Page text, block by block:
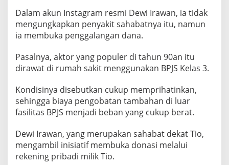
n
B
P
J
S
e
l
a
3
,
D
Dalam akun Instagram resmi Dewi Irawan, ia tidak
mengungkapkan penyakit sahabatnya itu, namun
ia membuka penggalangan dana.
Pasalnya, aktor yang populer di tahun 90an itu
dirawat di rumah sakit menggunakan BPJS Kelas 3.
Kondisinya disebutkan cukup memprihatinkan,
sehingga biaya pengobatan tambahan di luar
fasilitas BPJS menjadi beban yang cukup berat.
Dewi Irawan, yang merupakan sahabat dekat Tio,
mengambil inisiatif membuka donasi melalui
rekening pribadi milik Tio.